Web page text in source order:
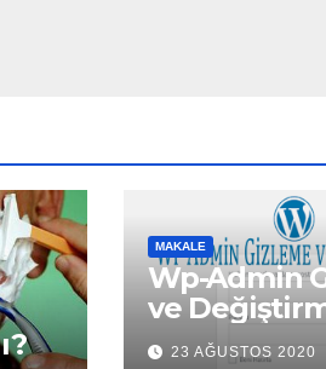
MAKALE
Wp-Admin
ve
23 AĞUSTOS 2020